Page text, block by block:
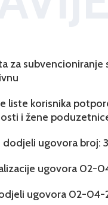
za
liste korisnika
i žene
dodjeli ugovora broj:
ugovora 02-
ugovora 02-04-